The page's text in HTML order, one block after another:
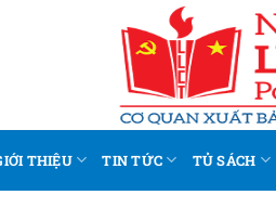
THIỆU TIN TỨC TỦ SÁCH